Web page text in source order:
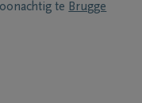
te Brugge